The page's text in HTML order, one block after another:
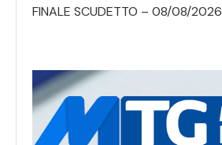
FINALE SCUDETTO – 08/08/2026